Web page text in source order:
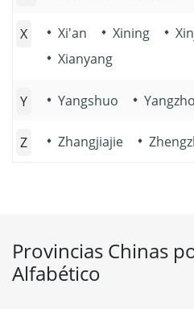
X Xi'an Xining
Xianyang
Y Yangshuo
Z Zhangjiajie
Provincias Chinas
Alfabético